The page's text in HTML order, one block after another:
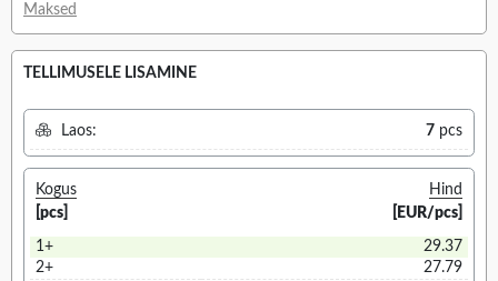
Maksed
TELLIMUSELE LISAMINE
Laos: 7 pcs
Kogus
[pcs]
Hind
[EUR/pcs]
1+
29.37
2+
27.79